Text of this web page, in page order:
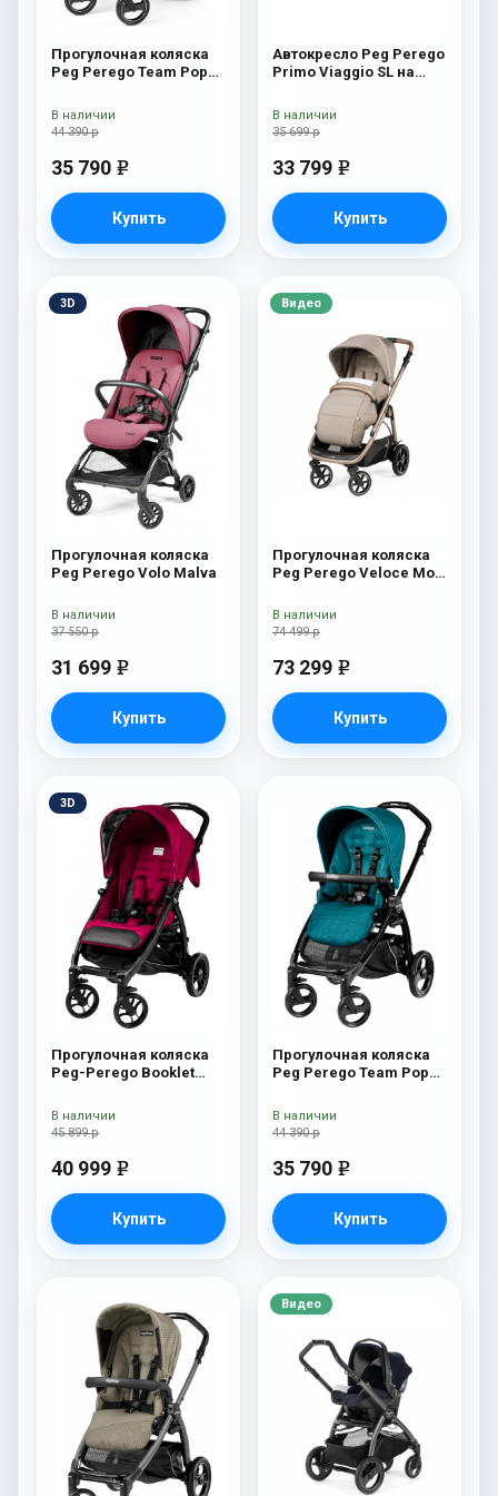
Прогулочная коляска
Peg Perego Team Pop
Scuba
44 390 р
35 790 e
Купить
В наличии
Автокресло Peg Perego
Primo Viaggio SL на
White/Black) Oceano
35 699 р
33 799 e
Купить
В наличии
3D
Прогулочная коляска
Peg Perego Volo Malva
37 550 р
31 699 e
Купить
В наличии
Видео
Прогулочная коляска
Peg Perego Veloce Mon
74 499 р
73 299 e
Купить
В наличии
3D
Прогулочная коляска
Peg-Perego Booklet
45 899 р
40 999 e
Купить
В наличии
Прогулочная коляска
Peg Perego Team Pop
44 390 р
35 790 e
Купить
В наличии
Видео